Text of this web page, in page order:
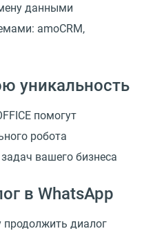
данными
amoCRM,
уникальность
помогут
робота
вашего бизнеса
в WhatsApp
продолжить диалог